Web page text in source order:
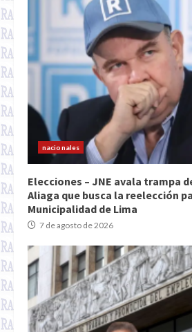
nacionales
Elecciones – JNE avala trampa
Aliaga que busca la reelección
Municipalidad de Lima
7 de agosto de 2026